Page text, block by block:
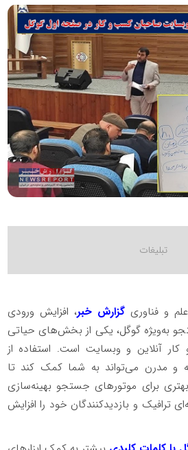
و فناوری گزارش خبر، افزایش ورودی
به‌ویژه گوگل، یکی از بخش‌های حیاتی
آنلاین و وبسایت است. استفاده از
و مدرن می‌تواند به شما کمک کند تا
برای موتورهای جستجو بهینه‌سازی
ترافیک و بازدیدکنندگان خود را افزایش